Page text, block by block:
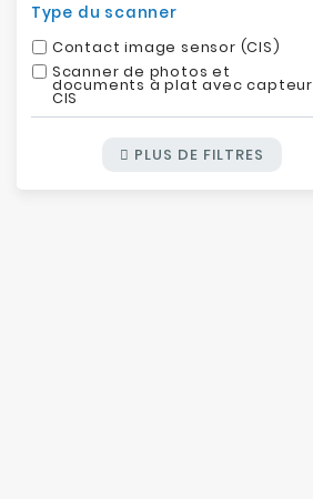
Type du scanner
Contact image sensor (CIS)
Scanner de photos et
documents à plat avec capteur
CIS
PLUS DE FILTRES